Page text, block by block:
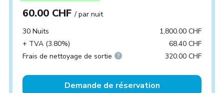
60.00 CHF/ par nuit
30 Nuits
1,800.00 CHF
+ TVA (3.80%)
68.40 CHF
Frais de nettoyage de sortie
320.00 CHF
Demande de réservation